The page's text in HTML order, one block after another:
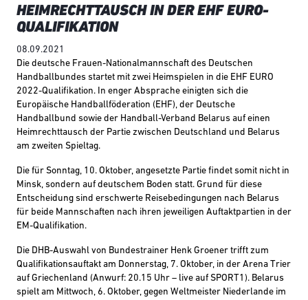
HEIMRECHTTAUSCH IN DER EHF EURO-
QUALIFIKATION
08.09.2021
Die deutsche Frauen-Nationalmannschaft des Deutschen
Handballbundes startet mit zwei Heimspielen in die EHF EURO
2022-Qualifikation. In enger Absprache einigten sich die
Europäische Handballföderation (EHF), der Deutsche
Handballbund sowie der Handball-Verband Belarus auf einen
Heimrechttausch der Partie zwischen Deutschland und Belarus
am zweiten Spieltag.
Die für Sonntag, 10. Oktober, angesetzte Partie findet somit nicht in
Minsk, sondern auf deutschem Boden statt. Grund für diese
Entscheidung sind erschwerte Reisebedingungen nach Belarus
für beide Mannschaften nach ihren jeweiligen Auftaktpartien in der
EM-Qualifikation.
Die DHB-Auswahl von Bundestrainer Henk Groener trifft zum
Qualifikationsauftakt am Donnerstag, 7. Oktober, in der Arena Trier
auf Griechenland (Anwurf: 20.15 Uhr – live auf SPORT1). Belarus
spielt am Mittwoch, 6. Oktober, gegen Weltmeister Niederlande im